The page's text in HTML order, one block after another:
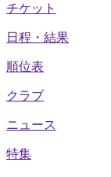
チケット
日程・結果
順位表
クラブ
ニュース
特集